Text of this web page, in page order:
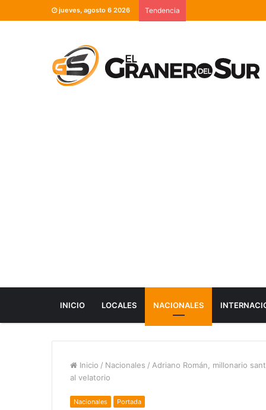
jueves, agosto 6 2026 Tendencia
INICIO LOCALES NACIONALES
Inicio / Nacionales / Adriano Román, millonario
al velatorio
Nacionales Portada